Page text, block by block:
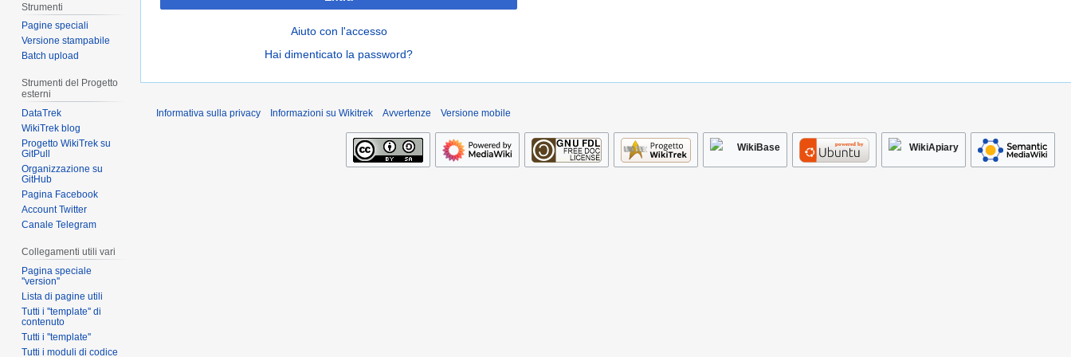
Aiuto con l'accesso
Hai dimenticato la password?
Strumenti
Pagine speciali
Versione stampabile
Batch upload
Strumenti del Progetto
esterni
DataTrek
WikiTrek blog
Progetto WikiTrek su
GitPull
Organizzazione su
GitHub
Pagina Facebook
Account Twitter
Canale Telegram
Collegamenti utili vari
Pagina speciale
''version''
Lista di pagine utili
Tutti i ''template'' di
contenuto
Tutti i ''template''
Tutti i moduli di codice
Informativa sulla privacy Informazioni su Wikitrek Avvertenze Versione mobile